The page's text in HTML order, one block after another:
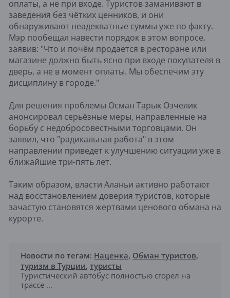
оплаты, а не при входе. Туристов заманивают в
заведения без чётких ценников, и они
обнаруживают неадекватные суммы уже по факту.
Мэр пообещал навести порядок в этом вопросе,
заявив: "Что и почём продается в ресторане или
магазине должно быть ясно при входе покупателя в
дверь, а не в момент оплаты. Мы обеспечим эту
дисциплину в городе."
Для решения проблемы Осман Тарык Озчелик
анонсировал серьёзные меры, направленные на
борьбу с недобросовестными торговцами. Он
заявил, что "радикальная работа" в этом
направлении приведет к улучшению ситуации уже в
ближайшие три-пять лет.
Таким образом, власти Аланьи активно работают
над восстановлением доверия туристов, которые
зачастую становятся жертвами ценового обмана на
курорте.
Новости по тегам: Наценка, Обман туристов,
туризм в Турции, туристы
Туристический автобус полностью сгорел на
трассе ...